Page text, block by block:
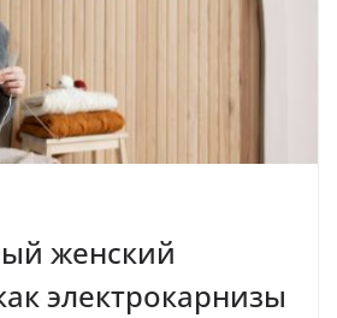
женский
электрокарнизы